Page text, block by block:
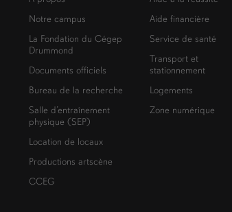
Notre campus
La Fondation du Cégep
Drummond
Documents officiels
Bureau de la recherche
Salle d’entraînement
physique (SEP)
Location de locaux
Productions artscène
CCEG
Aide financière
Service de santé
Transport et
stationnement
Logements
Zone numérique